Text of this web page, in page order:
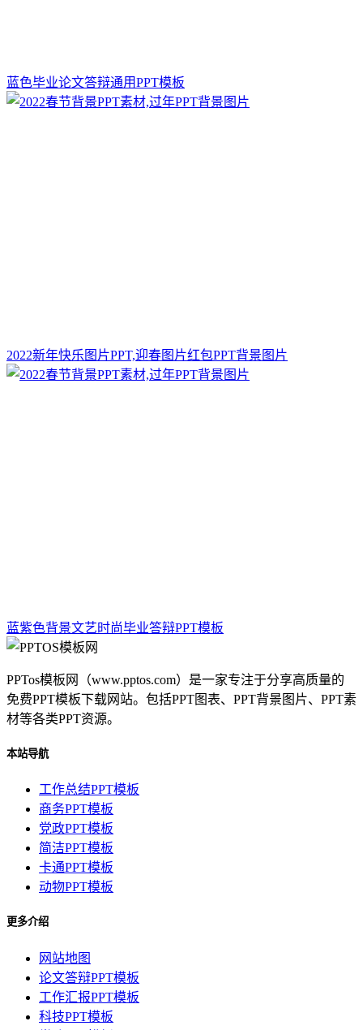
蓝色毕业论文答辩通用PPT模板
2022新年快乐图片PPT,迎春图片红包PPT背景图片
蓝紫色背景文艺时尚毕业答辩PPT模板
PPTos模板网（www.pptos.com）是一家专注于分享高质量的
免费PPT模板下载网站。包括PPT图表、PPT背景图片、PPT素
材等各类PPT资源。
本站导航
工作总结PPT模板
商务PPT模板
党政PPT模板
简洁PPT模板
卡通PPT模板
动物PPT模板
更多介绍
网站地图
论文答辩PPT模板
工作汇报PPT模板
科技PPT模板